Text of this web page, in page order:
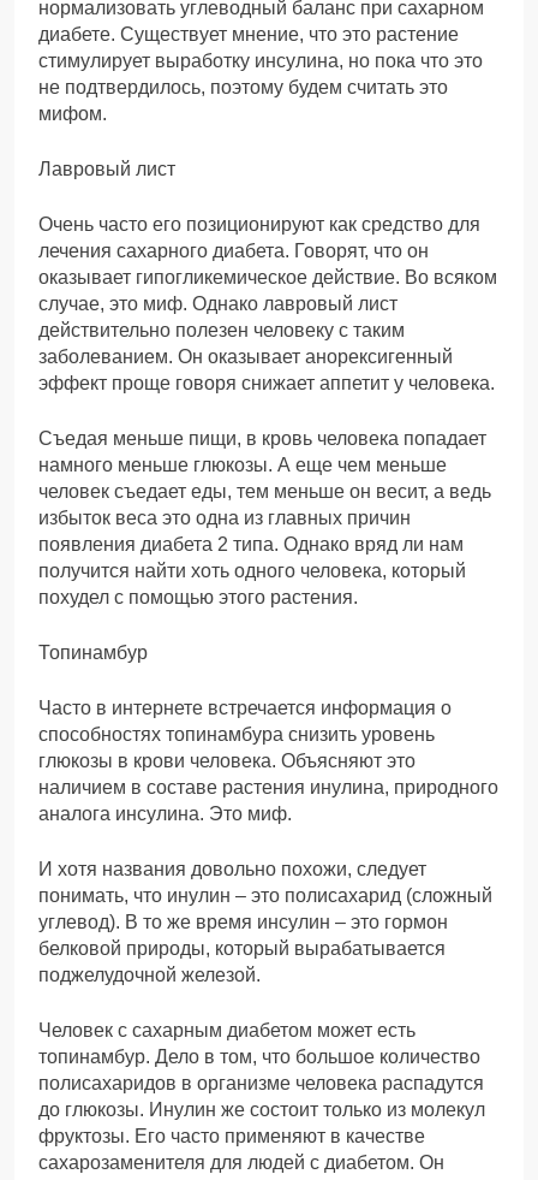
нормализовать углеводный баланс при сахарном
диабете. Существует мнение, что это растение
стимулирует выработку инсулина, но пока что это
не подтвердилось, поэтому будем считать это
мифом.
Лавровый лист
Очень часто его позиционируют как средство для
лечения сахарного диабета. Говорят, что он
оказывает гипогликемическое действие. Во всяком
случае, это миф. Однако лавровый лист
действительно полезен человеку с таким
заболеванием. Он оказывает анорексигенный
эффект проще говоря снижает аппетит у человека.
Съедая меньше пищи, в кровь человека попадает
намного меньше глюкозы. А еще чем меньше
человек съедает еды, тем меньше он весит, а ведь
избыток веса это одна из главных причин
появления диабета 2 типа. Однако вряд ли нам
получится найти хоть одного человека, который
похудел с помощью этого растения.
Топинамбур
Часто в интернете встречается информация о
способностях топинамбура снизить уровень
глюкозы в крови человека. Объясняют это
наличием в составе растения инулина, природного
аналога инсулина. Это миф.
И хотя названия довольно похожи, следует
понимать, что инулин – это полисахарид (сложный
углевод). В то же время инсулин – это гормон
белковой природы, который вырабатывается
поджелудочной железой.
Человек с сахарным диабетом может есть
топинамбур. Дело в том, что большое количество
полисахаридов в организме человека распадутся
до глюкозы. Инулин же состоит только из молекул
фруктозы. Его часто применяют в качестве
сахарозаменителя для людей с диабетом. Он